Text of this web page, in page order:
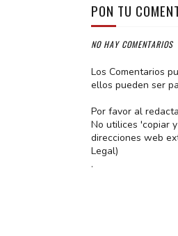
PON TU
NO HAY COMENTARIOS
Los Comentarios
ellos pueden ser
Por favor al
No utilices 'copiar
direcciones web
Legal)
.